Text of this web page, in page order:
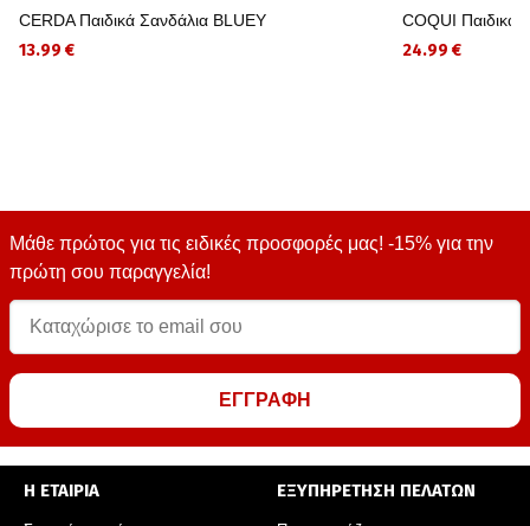
CERDA Παιδικά Σανδάλια BLUEY
13.99 €
COQUI Παιδικά
24.99 €
Μάθε πρώτος για τις ειδικές προσφορές μας! -15% για την
πρώτη σου παραγγελία!
ΕΓΓΡΑΦΗ
Η ΕΤΑΙΡΙΑ ΕΞΥΠΗΡΕΤΗΣΗ ΠΕΛΑΤΩΝ